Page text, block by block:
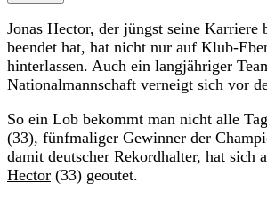
Jonas Hector, der jüngst seine
beendet hat, hat nicht nur auf Klub-
hinterlassen. Auch ein langjähriger
Nationalmannschaft verneigt sich vor
So ein Lob bekommt man nicht alle
(33), fünfmaliger Gewinner der
damit deutscher Rekordhalter, hat sich
Hector (33) geoutet.